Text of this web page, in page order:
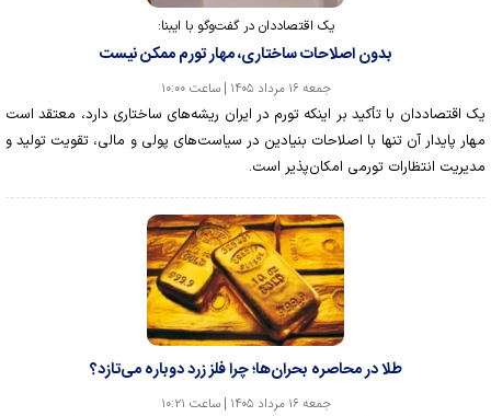
یک اقتصاددان در گفت‌و‌گو با ایبنا:
بدون اصلاحات ساختاری، مهار تورم ممکن نیست
جمعه ۱۶ مرداد ۱۴۰۵ | ساعت ۱۰:۰۰
یک اقتصاددان با تأکید بر اینکه تورم در ایران ریشه‌های ساختاری دارد، معتقد است
مهار پایدار آن تنها با اصلاحات بنیادین در سیاست‌های پولی و مالی، تقویت تولید و
مدیریت انتظارات تورمی امکان‌پذیر است.
طلا در محاصره بحران‌ها؛ چرا فلز زرد دوباره می‌تازد؟
جمعه ۱۶ مرداد ۱۴۰۵ | ساعت ۱۰:۲۱